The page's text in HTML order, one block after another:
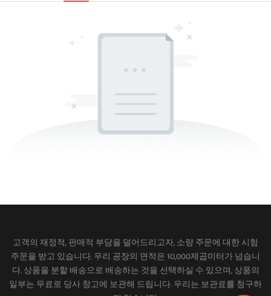
고객의 재정적, 판매적 부담을 덜어드리고자, 소량 주문에 대한 시험
주문을 받고 있습니다. 우리 공장의 면적은 10,000제곱미터가 넘습니
다. 상품을 분할 배송으로 배송하는 것을 선택하실 수 있으며, 상품의
일부는 무료로 당사 창고에 보관해 드립니다. 우리는 보관료를 청구하